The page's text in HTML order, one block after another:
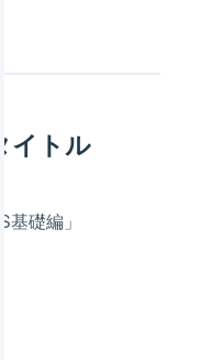
イトル
基礎編」